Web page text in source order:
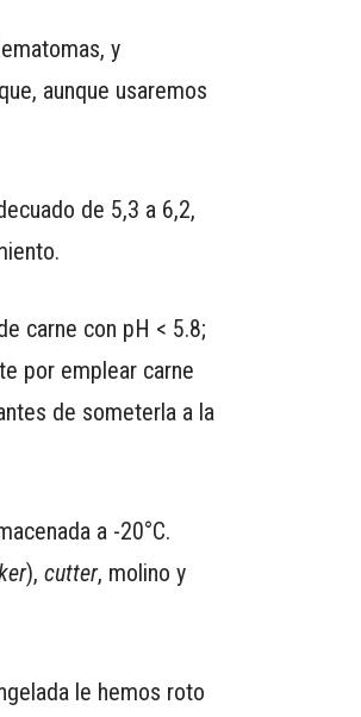
y
aunque usaremos
de 5,3 a 6,2,
carne con pH < 5.8;
por emplear carne
de someterla a la
a -20°C.
), cutter, molino y
le hemos roto